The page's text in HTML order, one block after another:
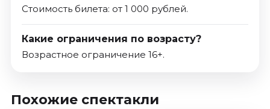
Стоимость билета: от 1 000 рублей.
Какие ограничения по возрасту?
Возрастное ограничение 16+.
Похожие спектакли